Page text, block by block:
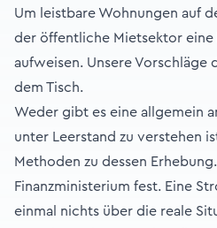
Um leistbare Wohnungen auf
der öffentliche Mietsektor eine
aufweisen. Unsere Vorschläge
dem Tisch.
Weder gibt es eine allgemein
unter Leerstand zu verstehen
Methoden zu dessen
Finanzministerium fest. Eine
einmal nichts über die reale